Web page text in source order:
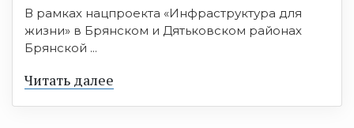
В рамках нацпроекта «Инфраструктура для
жизни» в Брянском и Дятьковском районах
Брянской ...
Читать далее